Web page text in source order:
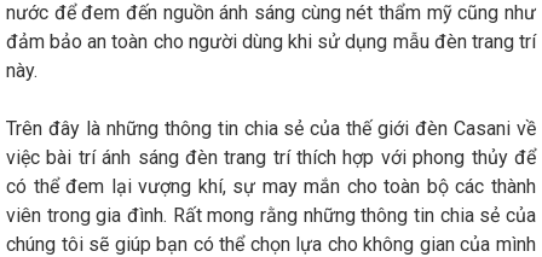
nước để đem đến nguồn ánh sáng cùng nét thẩm mỹ cũng như
đảm bảo an toàn cho người dùng khi sử dụng mẫu đèn trang trí
này.
Trên đây là những thông tin chia sẻ của thế giới đèn Casani về
việc bài trí ánh sáng đèn trang trí thích hợp với phong thủy để
có thể đem lại vượng khí, sự may mắn cho toàn bộ các thành
viên trong gia đình. Rất mong rằng những thông tin chia sẻ của
chúng tôi sẽ giúp bạn có thể chọn lựa cho không gian của mình